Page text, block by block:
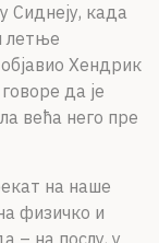
Сиднеју, када
летње
Хендрик
да је
већа него пре
на наше
физичко и
– на послу, у